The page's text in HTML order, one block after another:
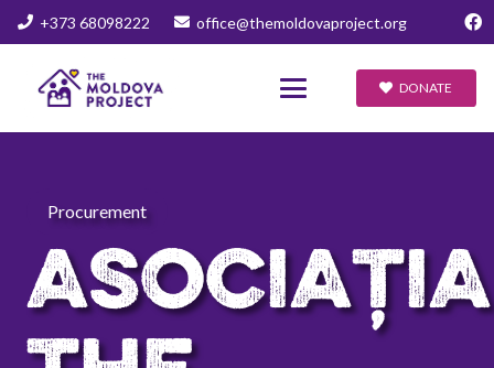
+373 68098222 office@themoldovaproject.org
DONATE
Procurement
ASOCIAȚIA